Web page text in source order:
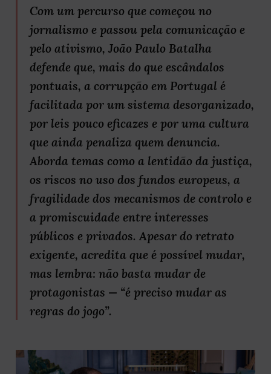
Com um percurso que começou no
jornalismo e passou pela comunicação e
pelo ativismo, João Paulo Batalha
defende que, mais do que escândalos
pontuais, a corrupção em Portugal é
facilitada por um sistema desorganizado,
por leis pouco eficazes e por uma cultura
que ainda penaliza quem denuncia.
Aborda temas como a lentidão da justiça,
os riscos no uso dos fundos europeus, a
fragilidade dos mecanismos de controlo e
a promiscuidade entre interesses
públicos e privados. Apesar do retrato
exigente, acredita que é possível mudar,
mas lembra: não basta mudar de
protagonistas — “é preciso mudar as
regras do jogo”.